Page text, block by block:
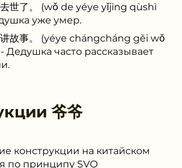
去世了。 (wǒ de yéye yǐjīng qùshì
уже умер.
讲故事。 (yéye chángcháng gěi wǒ
Дедушка часто рассказывает
爷爷
конструкции на китайском
по принципу SVO